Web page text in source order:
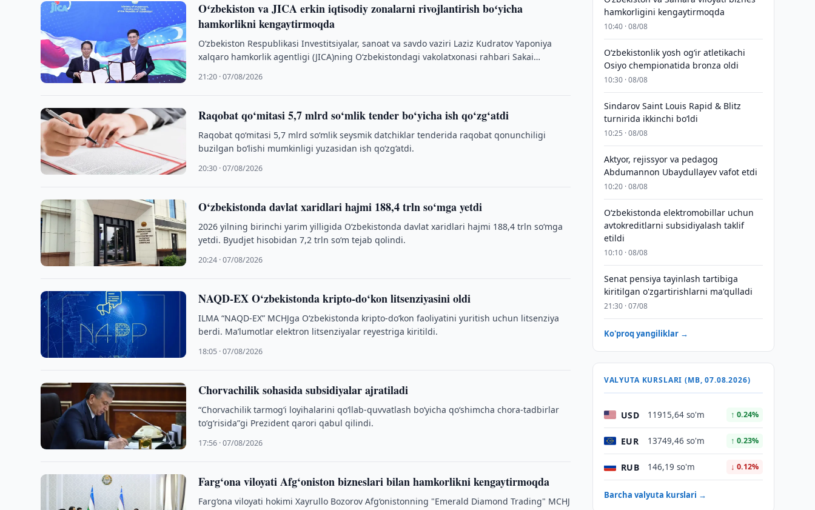
Oʻzbekiston va JICA erkin iqtisodiy zonalarni rivojlantirish boʻyicha
hamkorlikni kengaytirmoqda
O‘zbekiston Respublikasi Investitsiyalar, sanoat va savdo vaziri Laziz Kudratov Yaponiya
xalqaro hamkorlik agentligi (JICA)ning O‘zbekistondagi vakolatxonasi rahbari Sakai
21:20 · 07/08/2026
Raqobat qo‘mitasi 5,7 mlrd so‘mlik tender bo‘yicha ish qo‘zg‘atdi
Raqobat qo‘mitasi 5,7 mlrd so‘mlik seysmik datchiklar tenderida raqobat qonunchiligi
buzilgan bo‘lishi mumkinligi yuzasidan ish qo‘zg‘atdi.
20:30 · 07/08/2026
O‘zbekistonda davlat xaridlari hajmi 188,4 trln so‘mga yetdi
2026 yilning birinchi yarim yilligida O‘zbekistonda davlat xaridlari hajmi 188,4 trln so‘mga
yetdi. Byudjet hisobidan 7,2 trln so‘m tejab qolindi.
20:24 · 07/08/2026
NAQD-EX O‘zbekistonda kripto-do‘kon litsenziyasini oldi
ILMA “NAQD-EX” MCHJga O‘zbekistonda kripto-do‘kon faoliyatini yuritish uchun litsenziya
berdi. Maʼlumotlar elektron litsenziyalar reyestriga kiritildi.
18:05 · 07/08/2026
Chorvachilik sohasida subsidiyalar ajratiladi
“Chorvachilik tarmog‘i loyihalarini qo‘llab-quvvatlash bo‘yicha qo‘shimcha chora-tadbirlar
to‘g‘risida”gi Prezident qarori qabul qilindi.
17:56 · 07/08/2026
Farg‘ona viloyati Afg‘oniston bizneslari bilan hamkorlikni kengaytirmoqda
Farg‘ona viloyati hokimi Xayrullo Bozorov Afg‘onistonning "Emerald Diamond Trading" MCHJ
hamkorligini kengaytirmoqda
10:40 · 08/08
O‘zbekistonlik yosh og‘ir atletikachi
Osiyo chempionatida bronza oldi
10:30 · 08/08
Sindarov Saint Louis Rapid & Blitz
turnirida ikkinchi bo‘ldi
10:25 · 08/08
Aktyor, rejissyor va pedagog
Abdumannon Ubaydullayev vafot etdi
10:20 · 08/08
O‘zbekistonda elektromobillar uchun
avtokreditlarni subsidiyalash taklif
etildi
10:10 · 08/08
Senat pensiya tayinlash tartibiga
kiritilgan o'zgartirishlarni ma'qulladi
21:30 · 07/08
Ko'proq yangiliklar →
VALYUTA KURSLARI (MB, 07.08.2026)
USD 11915,64 so'm ↑ 0.24%
EUR 13749,46 so'm ↑ 0.23%
RUB 146,19 so'm ↓ 0.12%
Barcha valyuta kurslari →